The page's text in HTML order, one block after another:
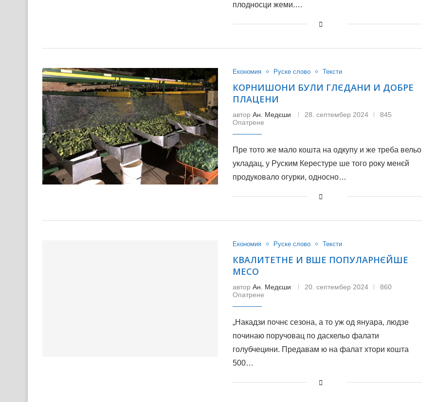
плодносци жеми.…
Економия Руске слово Тексти
КОРНИШОНИ БУЛИ ГЛЄДАНИ И ДОБРЕ
ПЛАЦЕНИ
автор Ан. Медєши 28. септембер 2024
845
Опатрене
Пре тото же мало кошта на одкупу и же треба вельо
укладац, у Руским Керестуре ше того року менєй
продуковало огурки, односно…
Економия Руске слово Тексти
КВАЛИТЕТНЕ И ВШЕ ПОПУЛАРНЄЙШЕ
МЕСО
автор Ан. Медєши 20. септембер 2024
860
Опатрене
„Накадзи почнє сезона, а то уж од януара, людзе
починаю поручовац по даскельо фалати
голубчецини. Предавам ю на фалат хтори кошта
500…